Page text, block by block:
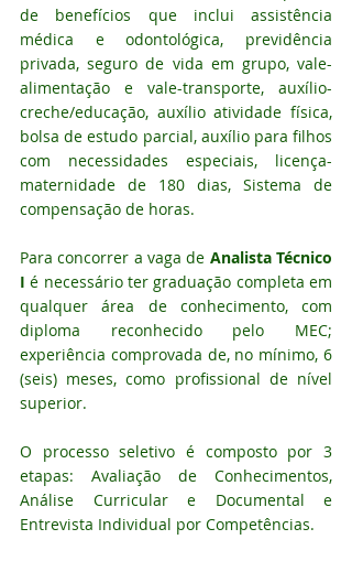
de benefícios que inclui assistência
médica e odontológica, previdência
privada, seguro de vida em grupo, vale-
alimentação e vale-transporte, auxílio-
creche/educação, auxílio atividade física,
bolsa de estudo parcial, auxílio para filhos
com necessidades especiais, licença-
maternidade de 180 dias, Sistema de
compensação de horas.
Para concorrer a vaga de Analista Técnico
I é necessário ter graduação completa em
qualquer área de conhecimento, com
diploma reconhecido pelo MEC;
experiência comprovada de, no mínimo, 6
(seis) meses, como profissional de nível
superior.
O processo seletivo é composto por 3
etapas: Avaliação de Conhecimentos,
Análise Curricular e Documental e
Entrevista Individual por Competências.